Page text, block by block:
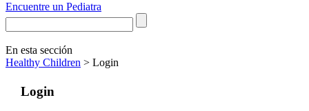
Encuentre un Pediatra
En esta sección
Healthy Children > Login
Login